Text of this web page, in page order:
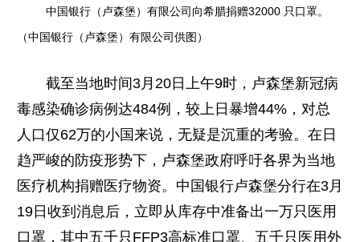
中国银行（卢森堡）有限公司向希腊捐赠32000 只口罩。
（中国银行（卢森堡）有限公司供图）
截至当地时间3月20日上午9时，卢森堡新冠病
毒感染确诊病例达484例，较上日暴增44%，对总
人口仅62万的小国来说，无疑是沉重的考验。在日
趋严峻的防疫形势下，卢森堡政府呼吁各界为当地
医疗机构捐赠医疗物资。中国银行卢森堡分行在3月
19日收到消息后，立即从库存中准备出一万只医用
口罩，其中五千只FFP3高标准口罩、五千只医用外